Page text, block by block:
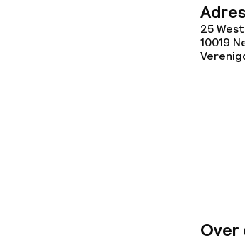
Adres
25
10019
Over